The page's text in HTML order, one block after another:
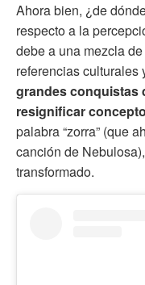
Ahora bien, ¿de
respecto a la
debe a una mezcla
referencias culturales
grandes conquistas
resignificar
palabra “zorra” (que
canción de
transformado.